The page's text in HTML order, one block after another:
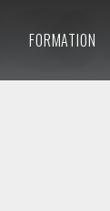
FORMATION